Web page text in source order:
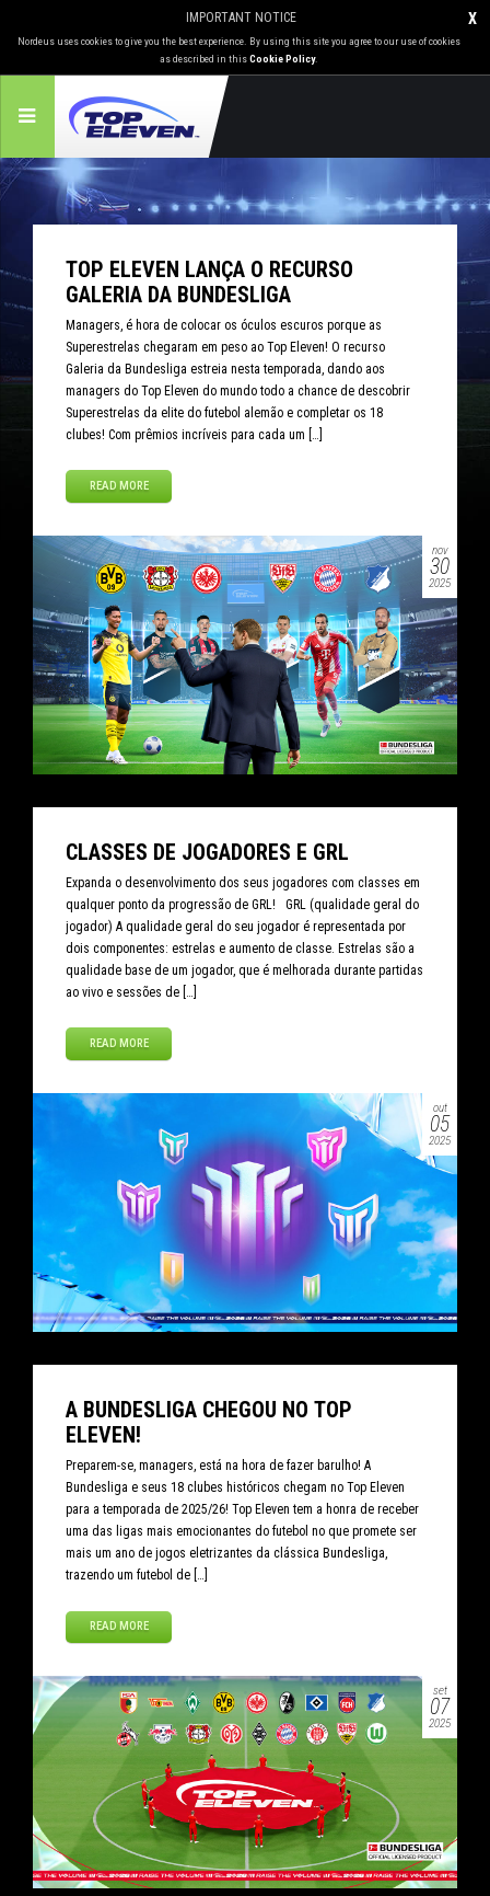
X
IMPORTANT NOTICE
Nordeus uses cookies to give you the best experience. By using this site you agree to our use of cookies
as described in thisCookie Policy.
TOP ELEVEN LANÇA O RECURSO
GALERIA DA BUNDESLIGA
Managers, é hora de colocar os óculos escuros porque as
Superestrelas chegaram em peso ao Top Eleven! O recurso
Galeria da Bundesliga estreia nesta temporada, dando aos
managers do Top Eleven do mundo todo a chance de descobrir
Superestrelas da elite do futebol alemão e completar os 18
clubes! Com prêmios incríveis para cada um […]
READ MORE
nov
30
2025
CLASSES DE JOGADORES E GRL
Expanda o desenvolvimento dos seus jogadores com classes em
qualquer ponto da progressão de GRL! GRL (qualidade geral do
jogador) A qualidade geral do seu jogador é representada por
dois componentes: estrelas e aumento de classe. Estrelas são a
qualidade base de um jogador, que é melhorada durante partidas
ao vivo e sessões de […]
READ MORE
out
05
2025
A BUNDESLIGA CHEGOU NO TOP
ELEVEN!
Preparem-se, managers, está na hora de fazer barulho! A
Bundesliga e seus 18 clubes históricos chegam no Top Eleven
para a temporada de 2025/26! Top Eleven tem a honra de receber
uma das ligas mais emocionantes do futebol no que promete ser
mais um ano de jogos eletrizantes da clássica Bundesliga,
trazendo um futebol de […]
READ MORE
set
07
2025